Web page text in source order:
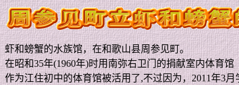
虾和螃蟹的水族馆，在和歌山县周参见町。
在昭和35年(1960年)时用南弥右卫门的捐献室内体育馆
作为江住初中的体育馆被活用了,不过因为，2011年3月